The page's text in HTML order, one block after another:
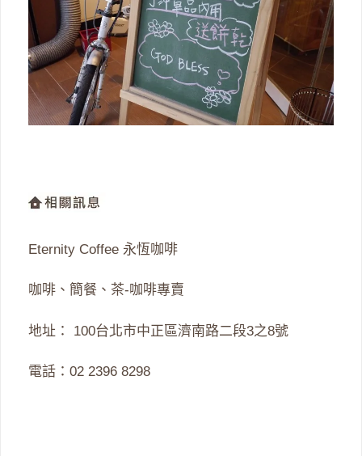
Eternity Coffee 永恆咖啡
咖啡、簡餐、茶-咖啡專賣
地址： 100台北市中正區濟南路二段3之8號
電話：02 2396 8298